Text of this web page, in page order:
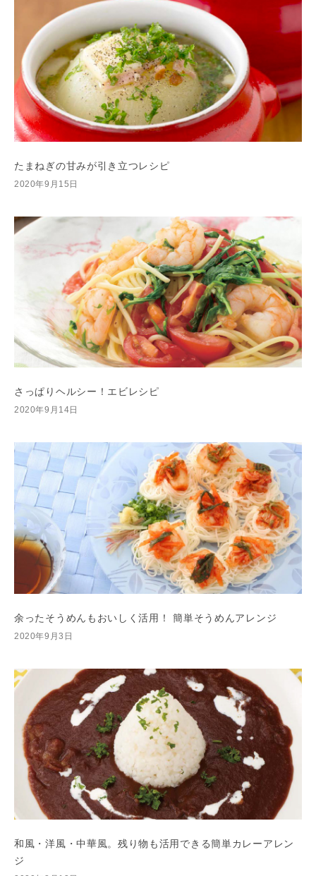
たまねぎの甘みが引き立つレシピ
2020年9月15日
さっぱりヘルシー！エビレシピ
2020年9月14日
余ったそうめんもおいしく活用！ 簡単そうめんアレンジ
2020年9月3日
和風・洋風・中華風。残り物も活用できる簡単カレーアレン
ジ